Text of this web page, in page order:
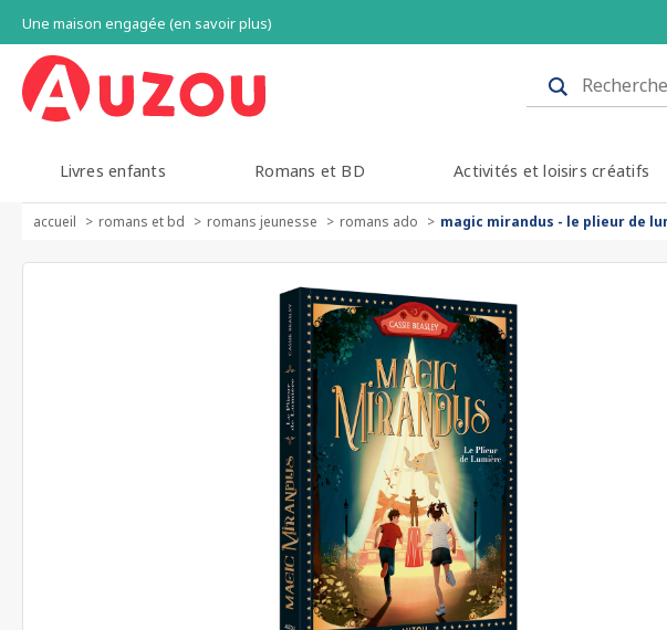
Une maison engagée (en savoir plus)
Livres enfants Romans et BD Activités et loisirs créatifs
accueil romans et bd romans jeunesse romans ado magic mirandus - le plieur de